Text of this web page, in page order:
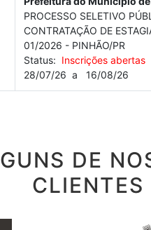
PROCESSO SELETIVO
CONTRATAÇÃO DE
01/2026 - PINHÃO/PR
Status: Inscrições abertas
28/07/26 a 16/08/26
DE
CLIENTES